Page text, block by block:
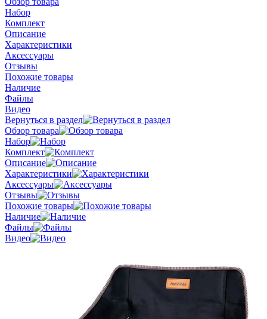
Набор
Комплект
Описание
Характеристики
Аксессуары
Отзывы
Похожие товары
Наличие
Файлы
Видео
Вернуться в раздел
Обзор товара
Набор
Комплект
Описание
Характеристики
Аксессуары
Отзывы
Похожие товары
Наличие
Файлы
Видео